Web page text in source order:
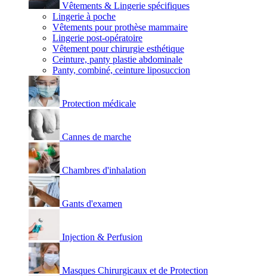
Vêtements & Lingerie spécifiques
Lingerie à poche
Vêtements pour prothèse mammaire
Lingerie post-opératoire
Vêtement pour chirurgie esthétique
Ceinture, panty plastie abdominale
Panty, combiné, ceinture liposuccion
Protection médicale
Cannes de marche
Chambres d'inhalation
Gants d'examen
Injection & Perfusion
Masques Chirurgicaux et de Protection